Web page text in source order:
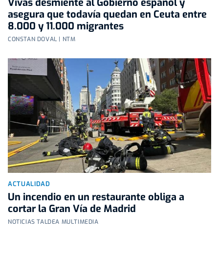
asegura que todavía quedan en Ceuta entre
8.000 y 11.000 migrantes
CONSTAN DOVAL | NTM
ACTUALIDAD
Un incendio en un restaurante obliga a
cortar la Gran Vía de Madrid
NOTICIAS TALDEA MULTIMEDIA